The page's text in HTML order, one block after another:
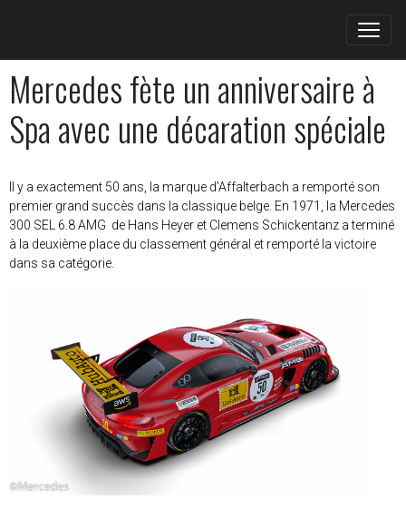
Mercedes fète un anniversaire à
Spa avec une décaration spéciale
Il y a exactement 50 ans, la marque d'Affalterbach a remporté son
premier grand succès dans la classique belge. En 1971, la Mercedes
300 SEL 6.8 AMG de Hans Heyer et Clemens Schickentanz a terminé
à la deuxième place du classement général et remporté la victoire
dans sa catégorie.